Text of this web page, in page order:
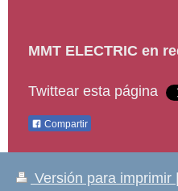
MMT ELECTRIC en
Twittear esta página
Compartir
Versión para imprimir |